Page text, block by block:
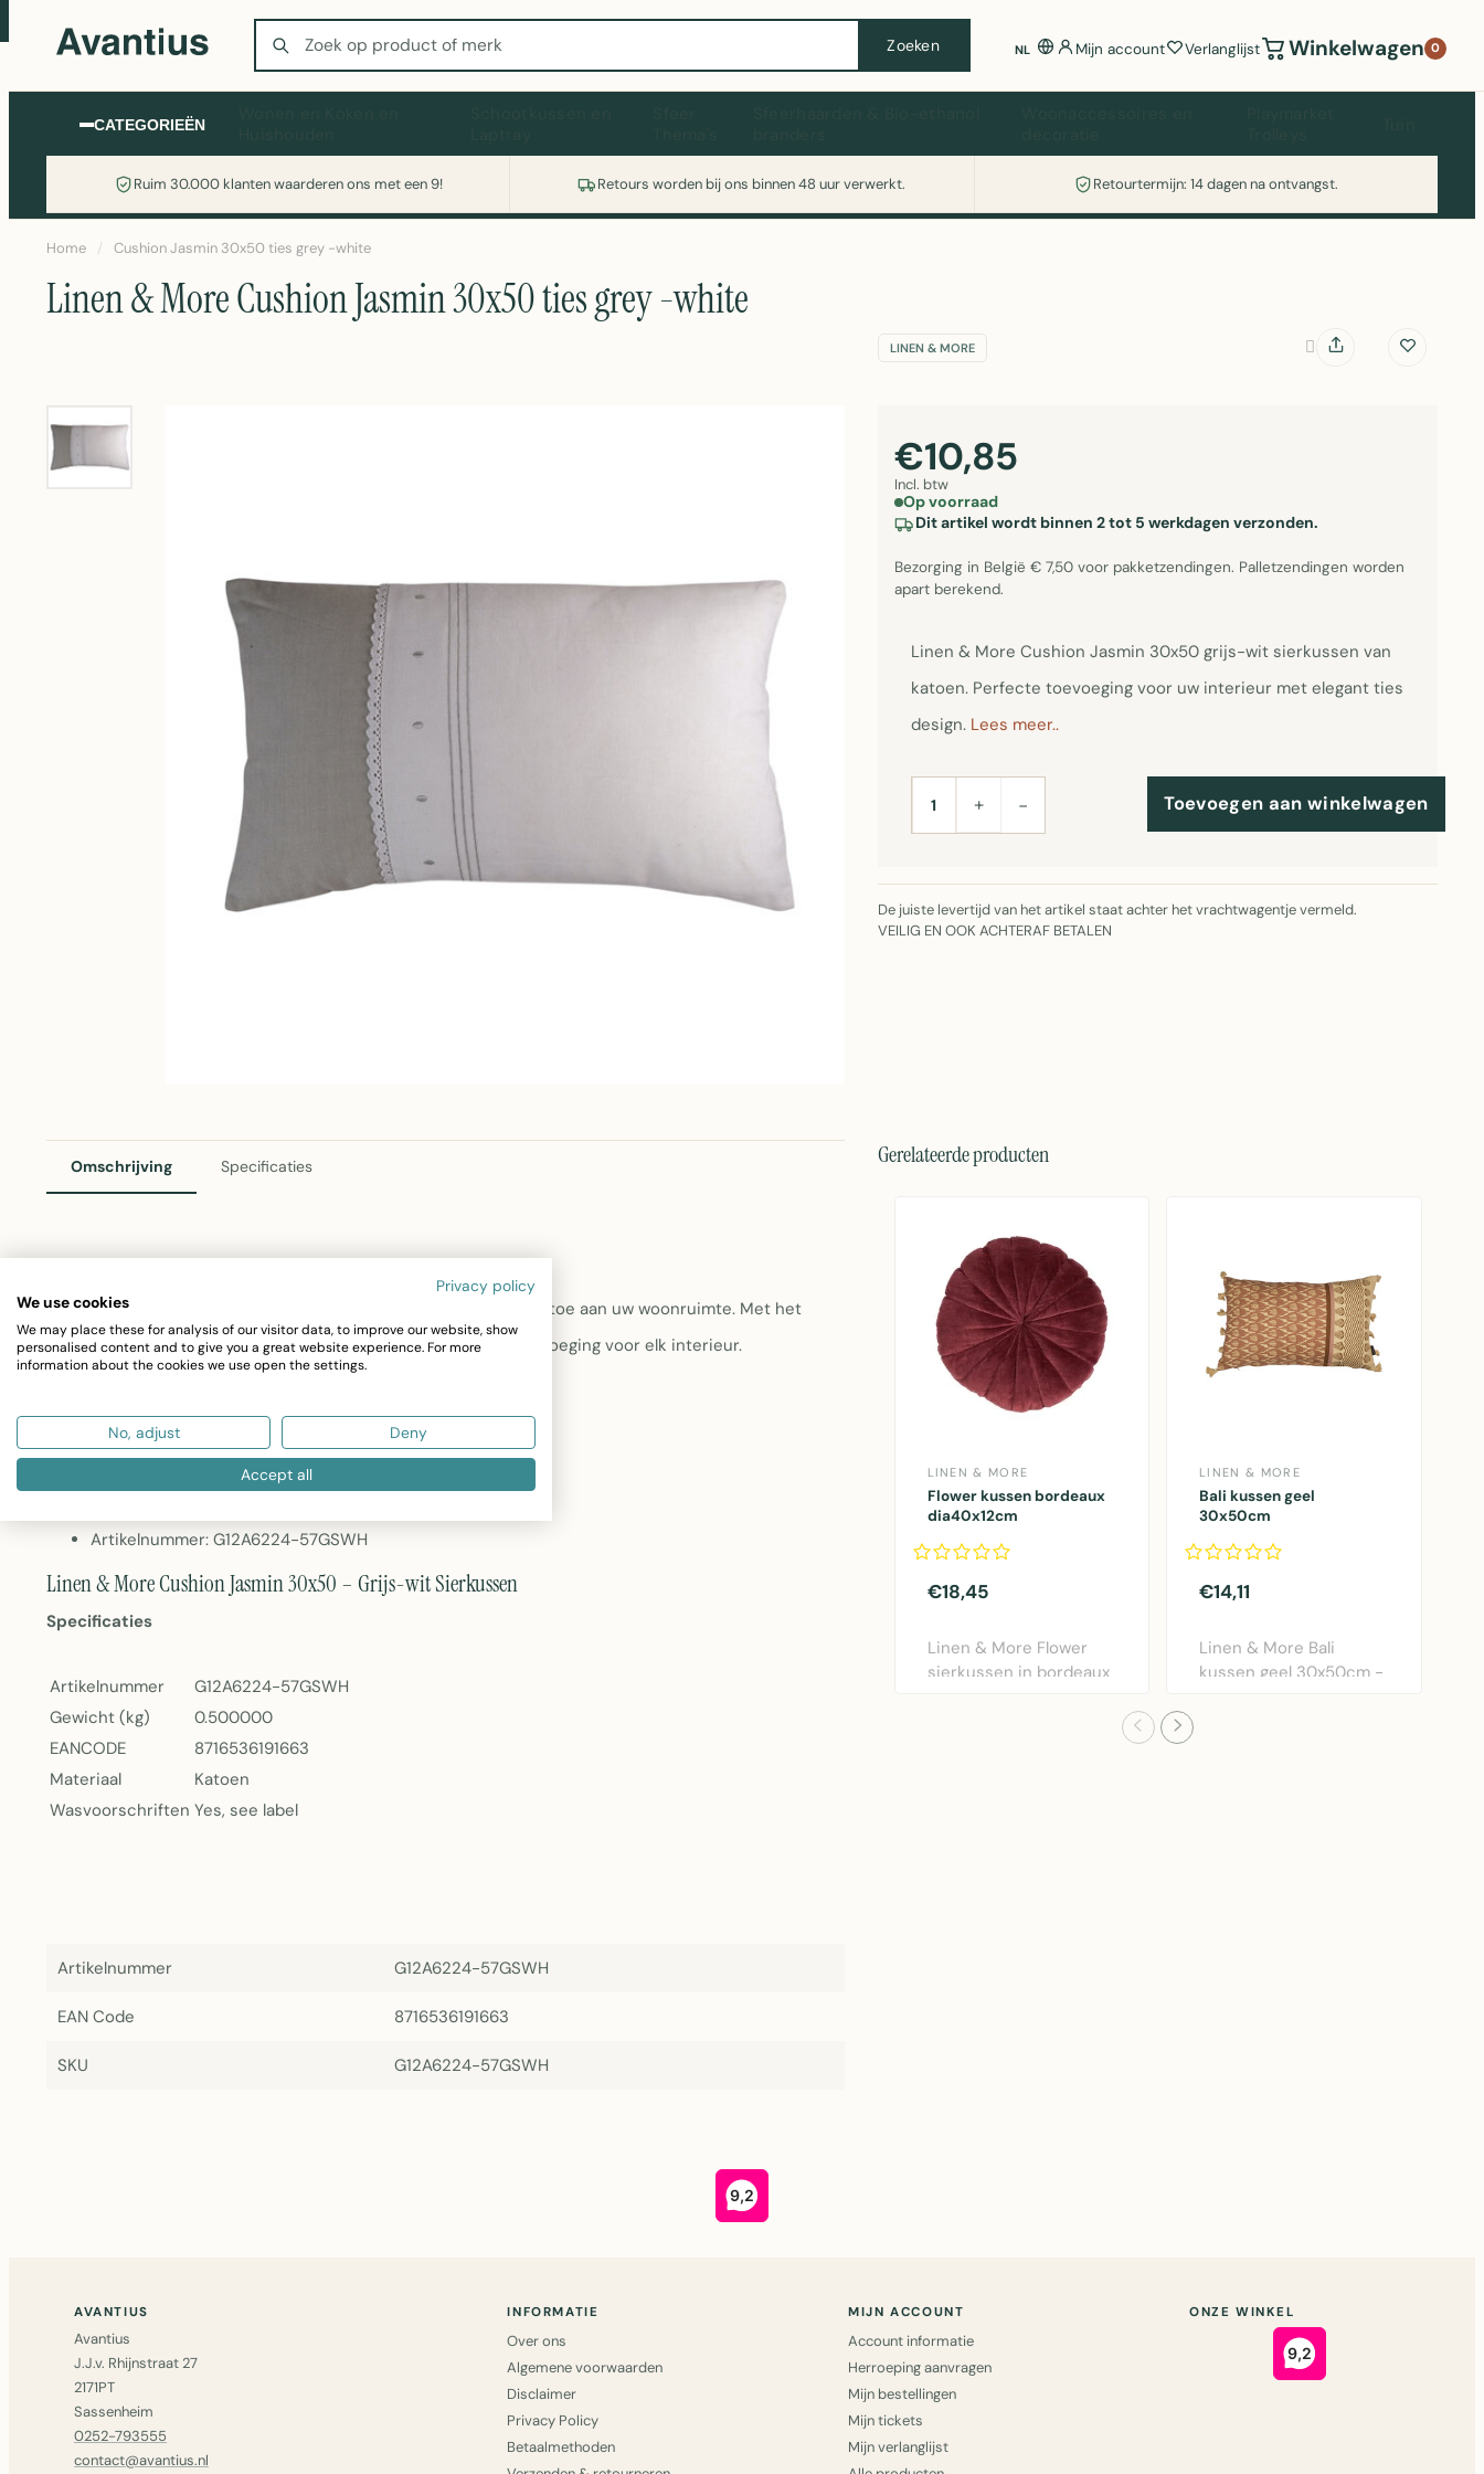
Zoeken
Zoeken NL Mijn account Verlanglijst Winkelwagen 0
CATEGORIEËN
Ruim 30.000 klanten waarderen ons met een 9! Retours worden bij ons binnen 48 uur verwerkt. Retourtermijn: 14 dagen na ontvangst.
Wasmachine of koelkast nodig? Vergelijk alle prijzen op Witgoedaanbod.nl
Home / Cushion Jasmin 30x50 ties grey -white
Linen & More Cushion Jasmin 30x50 ties grey -white
LINEN & MORE
€10,85
Incl. btw
Op voorraad
Dit artikel wordt binnen 2 tot 5 werkdagen verzonden.
Bezorging in België € 7,50 voor pakketzendingen. Palletzendingen worden
apart berekend.
Linen & More Cushion Jasmin 30x50 grijs-wit sierkussen van
katoen. Perfecte toevoeging voor uw interieur met elegant ties
design. Lees meer..
AANTAL+ − Toevoegen aan winkelwagen
De juiste levertijd van het artikel staat achter het vrachtwagentje vermeld.
VEILIG EN OOK ACHTERAF BETALEN
Omschrijving Specificaties
Dit elegante sierkussen van Linen & More voegt stijl en comfort toe aan uw woonruimte. Met het
karakteristieke grijs-witte ties design is het een veelzijdige toevoeging voor elk interieur.
Materiaal: 100% katoen
Kleur: Grijs-wit met ties
Gewicht: 500 gram
Artikelnummer: G12A6224-57GSWH
Linen & More Cushion Jasmin 30x50 – Grijs-wit Sierkussen
Specificaties
Artikelnummer
G12A6224-57GSWH
Gewicht (kg)
0.500000
EANCODE
8716536191663
Materiaal
Katoen
Wasvoorschriften Yes, see label
Artikelnummer G12A6224-57GSWH
EAN Code 8716536191663
SKU G12A6224-57GSWH
Gerelateerde producten
LINEN & MORE
Flower kussen bordeaux
dia40x12cm
€18,45
Linen & More Flower
sierkussen in bordeaux
LINEN & MORE
Bali kussen geel
30x50cm
€14,11
Linen & More Bali
kussen geel 30x50cm -
AVANTIUS
Avantius
J.J.v. Rhijnstraat 27
2171PT
Sassenheim
0252-793555
contact@avantius.nl
INFORMATIE
Over ons
Algemene voorwaarden
Disclaimer
Privacy Policy
Betaalmethoden
MIJN ACCOUNT
Account informatie
Herroeping aanvragen
Mijn bestellingen
Mijn tickets
Mijn verlanglijst
ONZE WINKEL
Privacy policy
We use cookies
We may place these for analysis of our visitor data, to improve our website, show
personalised content and to give you a great website experience. For more
information about the cookies we use open the settings.
No, adjust Deny
Accept all